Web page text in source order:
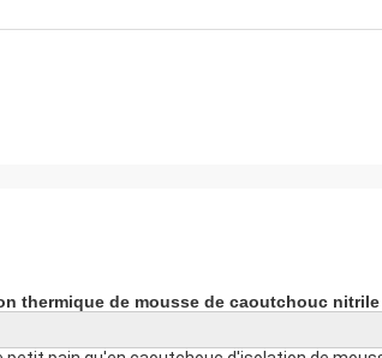
thermique de mousse de caoutchouc nitrile